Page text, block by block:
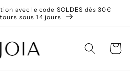
avec le code SOLDES dès 30€
sous 14 jours
Panier